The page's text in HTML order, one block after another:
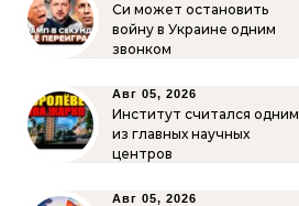
Си может остановить
войну в Украине одним
звонком
Авг 05, 2026
Институт считался одним
из главных научных
центров
Авг 05, 2026